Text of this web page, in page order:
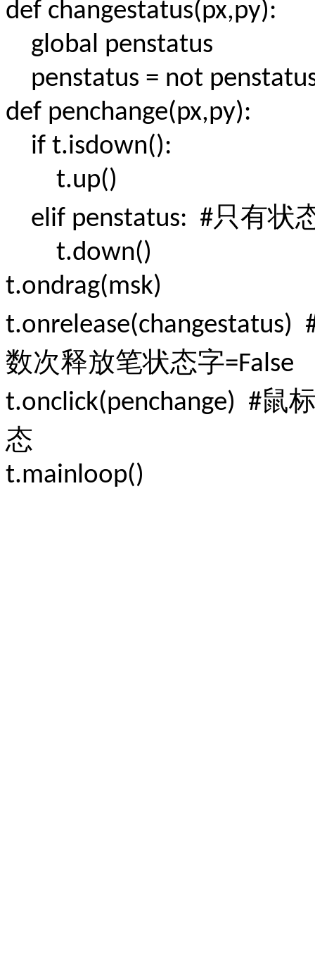
def changestatus(px,py):
global penstatus
penstatus = not
def penchange(px,py):
if t.isdown():
t.up()
elif penstatus: #只有状
t.down()
t.ondrag(msk)
t.onrelease(changestatus)
数次释放笔状态字=False
t.onclick(penchange) #鼠
态
t.mainloop()